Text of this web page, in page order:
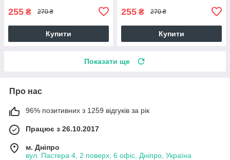
255 ₴ 270 ₴
Купити
255 ₴ 270 ₴
Купити
Показати ще
Про нас
96% позитивних з 1259 відгуків за рік
Працює з 26.10.2017
м. Дніпро
вул. Пастера 4, 2 поверх, 6 офіс, Дніпро, Україна